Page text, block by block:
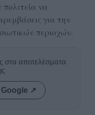
να
για την
περιοχών.
στα αποτελέσματα
↗